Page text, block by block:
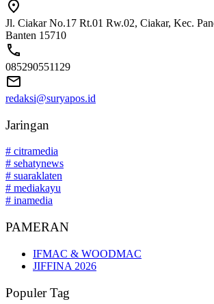
Jl. Ciakar No.17 Rt.01 Rw.02, Ciakar, Kec.
Banten 15710
085290551129
redaksi@suryapos.id
Jaringan
# citramedia
# sehatynews
# suaraklaten
# mediakayu
# inamedia
PAMERAN
IFMAC & WOODMAC
JIFFINA 2026
Populer Tag